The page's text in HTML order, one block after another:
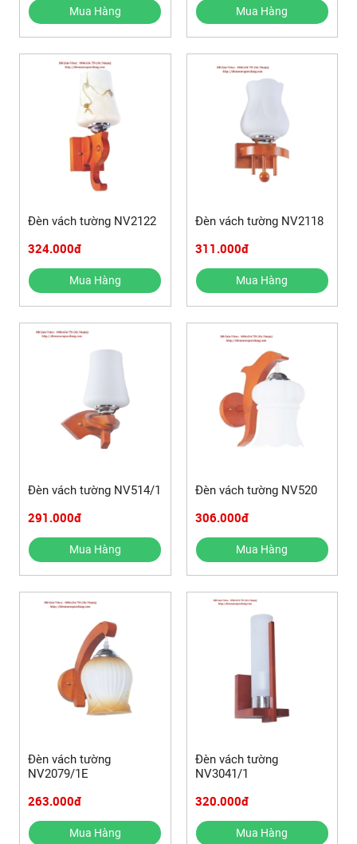
Mua Hàng Mua Hàng
Đèn vách tường NV2122
324.000đ
Mua Hàng
Đèn vách tường NV2118
311.000đ
Mua Hàng
Đèn vách tường NV514/1
291.000đ
Mua Hàng
Đèn vách tường NV520
306.000đ
Mua Hàng
Đèn vách tường
NV2079/1E
263.000đ
Mua Hàng
Đèn vách tường
NV3041/1
320.000đ
Mua Hàng